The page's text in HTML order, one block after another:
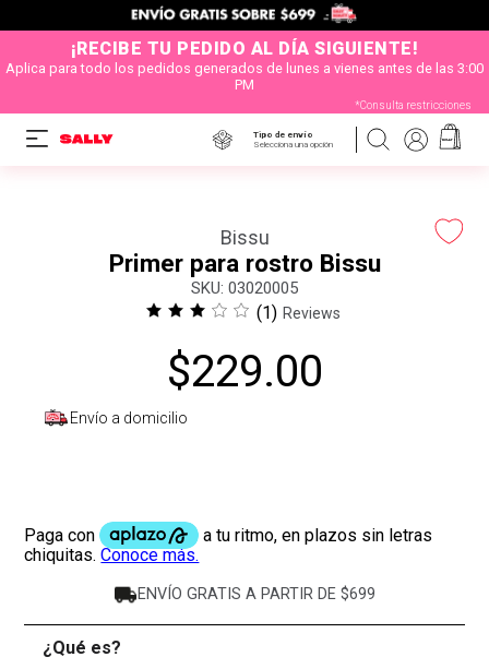
¡RECIBE TU PEDIDO AL DÍA SIGUIENTE!
Aplica para todo los pedidos generados de lunes a vienes antes de las 3:00
PM
*Consulta restricciones
Tipo de envío
Selecciona una opción
Bissu
Primer para rostro Bissu
: 03020005
(1) Reviews
$229.00
Envío a domicilio
ENVÍO GRATIS A PARTIR DE $699
¿Qué es?